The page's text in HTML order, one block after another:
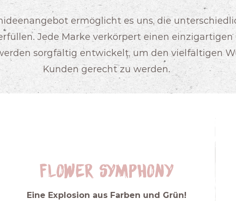
ermöglicht es uns, die
Jede Marke verkörpert einen einzigartigen
sorgfältig entwickelt, um den vielfältigen
Kunden gerecht zu werden.
Flower Symphony
Eine Explosion aus Farben und Grün!